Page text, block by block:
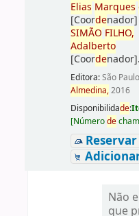
Elias Marques
[Coordenador]
SIMÃO FILHO,
Adalberto
[Coordenador].
Editora:São
Almedina,2016
Disponibilidade:
[Númerode
Reservar
Não
que